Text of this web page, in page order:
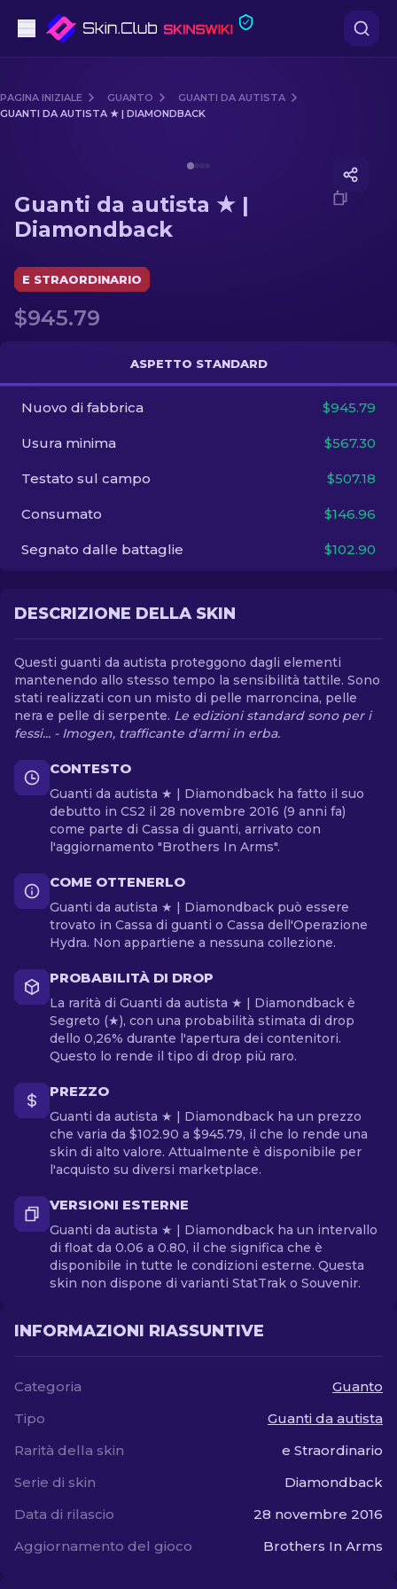
Fascia media
Fucile di precisione
Guanto
Altro
IT
PAGINA INIZIALE GUANTO
GUANTI DA AUTISTA
GUANTI DA AUTISTA ★ | DIAMONDBACK
Guanti da autista ★ |
Diamondback
E STRAORDINARIO
$945.79
ASPETTO STANDARD
Nuovo di fabbrica $945.79
Usura minima $567.30
Testato sul campo $507.18
Consumato $146.96
Segnato dalle battaglie $102.90
DESCRIZIONE DELLA SKIN
Questi guanti da autista proteggono dagli elementi
mantenendo allo stesso tempo la sensibilità tattile. Sono
stati realizzati con un misto di pelle marroncina, pelle
nera e pelle di serpente. Le edizioni standard sono per i
fessi... - Imogen, trafficante d'armi in erba.
CONTESTO
Guanti da autista ★ | Diamondback ha fatto il suo
debutto in CS2 il 28 novembre 2016 (9 anni fa)
come parte di Cassa di guanti, arrivato con
l'aggiornamento "Brothers In Arms".
COME OTTENERLO
Guanti da autista ★ | Diamondback può essere
trovato in Cassa di guanti o Cassa dell'Operazione
Hydra. Non appartiene a nessuna collezione.
PROBABILITÀ DI DROP
La rarità di Guanti da autista ★ | Diamondback è
Segreto (★), con una probabilità stimata di drop
dello 0,26% durante l'apertura dei contenitori.
Questo lo rende il tipo di drop più raro.
PREZZO
Guanti da autista ★ | Diamondback ha un prezzo
che varia da $102.90 a $945.79, il che lo rende una
skin di alto valore. Attualmente è disponibile per
l'acquisto su diversi marketplace.
VERSIONI ESTERNE
Guanti da autista ★ | Diamondback ha un intervallo
di float da 0.06 a 0.80, il che significa che è
disponibile in tutte le condizioni esterne. Questa
skin non dispone di varianti StatTrak o Souvenir.
INFORMAZIONI RIASSUNTIVE
Categoria
Guanto
Tipo
Guanti da autista
Rarità della skin
e Straordinario
Serie di skin
Diamondback
Data di rilascio
28 novembre 2016
Aggiornamento del gioco
Brothers In Arms